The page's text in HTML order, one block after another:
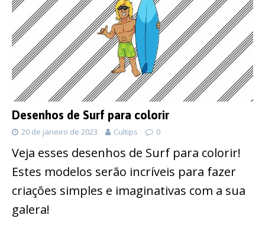
Desenhos de Surf para colorir
20 de janeiro de 2023 Cultips 0
Veja esses desenhos de Surf para colorir!
Estes modelos serão incríveis para fazer
criações simples e imaginativas com a sua
galera!